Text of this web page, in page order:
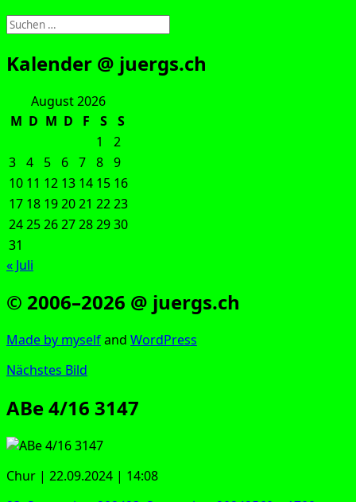
Suchen
nach:
Kalender @ juergs.ch
August 2026
M D M D F S
S
1
2
3 4 5 6 7 8 9
10 11 12 13 14 15 16
17 18 192021 2223
24252627282930
31
« Juli
© 2006–2026 @ juergs.ch
Made by mys­elfand Word­Press
Nächstes Bild
ABe 4/16 3147
Chur | 22.09.2024 | 14:08